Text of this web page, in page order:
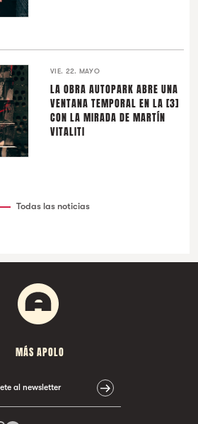
VIE. 22. MAYO
LA OBRA AUTOPARK ABRE UNA
VENTANA TEMPORAL EN LA [3]
CON LA MIRADA DE MARTÍN
VITALITI
Todas las noticias
MÁS APOLO
al newsletter